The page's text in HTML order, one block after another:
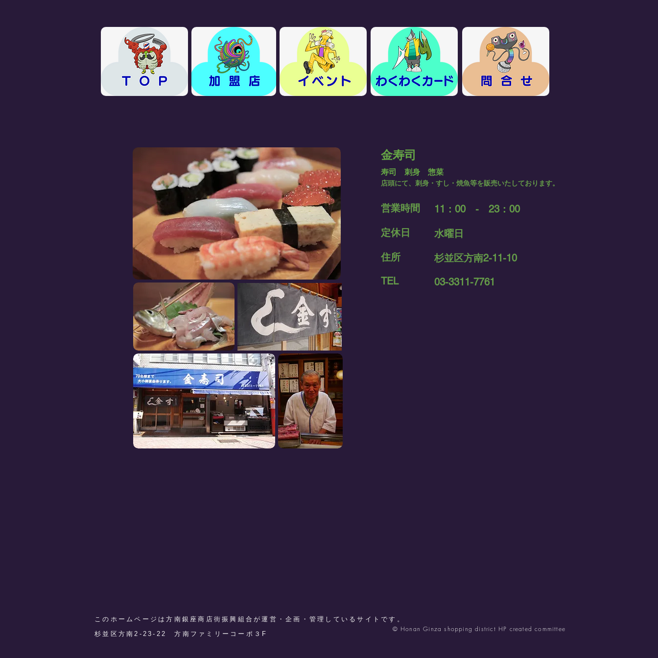
金寿司
寿司 刺身 惣菜
店頭にて、刺身・すし・焼魚等を販売いたしております。
11：00 - 23：00
水曜日
杉並区方南2-11-10
03-3311-7761
営業時間
定休日
住所
TEL
このホームページは方南銀座商店街振興組合が運営・企画・管理しているサイトです。
​杉並区方南2-23-22 方南ファミリーコーポ３F
© Honan Ginza shopping district HP created committee